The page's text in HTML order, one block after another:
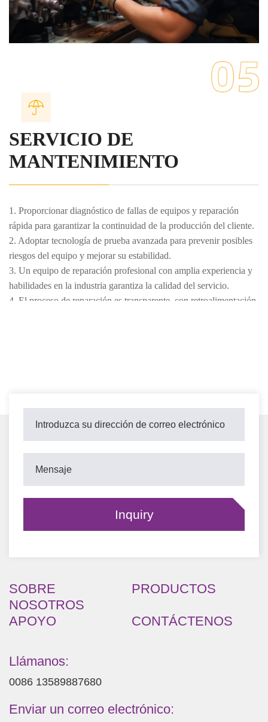
SERVICIO DE
MANTENIMIENTO
1. Proporcionar diagnóstico de fallas de equipos y reparación
rápida para garantizar la continuidad de la producción del cliente.
2. Adoptar tecnología de prueba avanzada para prevenir posibles
riesgos del equipo y mejorar su estabilidad.
3. Un equipo de reparación profesional con amplia experiencia y
habilidades en la industria garantiza la calidad del servicio.
4. El proceso de reparación es transparente, con retroalimentación
7. Cumplir estrictamente con los estándares de la industria y las
SOBRE
NOSOTROS
PRODUCTOS
APOYO CONTÁCTENOS
Llámanos:
0086 13589887680
Enviar un correo electrónico: